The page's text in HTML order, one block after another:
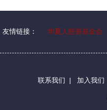
友情链接： 华夏人慈善基金会
联系我们 | 加入我们